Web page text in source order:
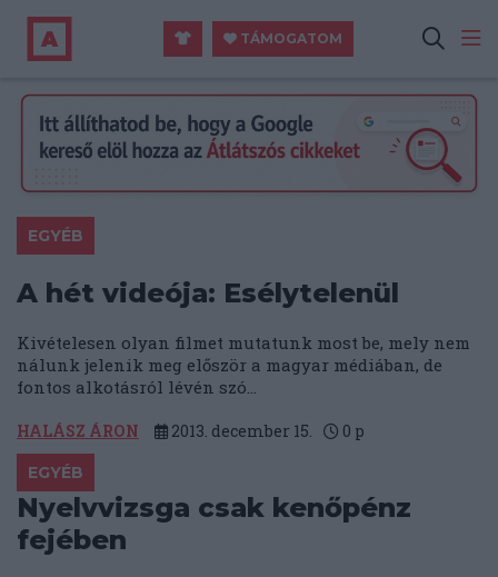
TÁMOGATOM
EGYÉB
A hét videója: Esélytelenül
Kivételesen olyan filmet mutatunk most be, mely nem
nálunk jelenik meg először a magyar médiában, de
fontos alkotásról lévén szó...
HALÁSZ ÁRON 2013. december 15. 0 p
EGYÉB
Nyelvvizsga csak kenőpénz
fejében